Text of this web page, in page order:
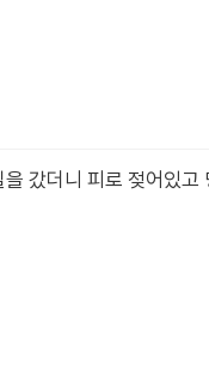
갔더니 피로 젖어있